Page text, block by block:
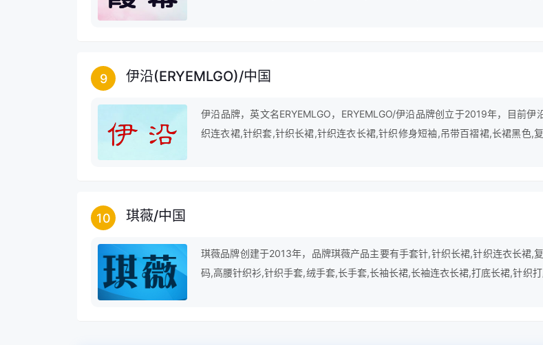
9 伊沿(ERYEMLGO)/中国
伊沿品牌，英文名ERYEMLGO，ERYEMLGO/伊沿品牌创立于2019年，目前伊
织连衣裙,针织套,针织长裙,针织连衣长裙,针织修身短袖,吊带百褶裙,长裙黑色,
10 琪薇/中国
琪薇品牌创建于2013年，品牌琪薇产品主要有手套针,针织长裙,针织连衣长裙,
码,高腰针织衫,针织手套,绒手套,长手套,长袖长裙,长袖连衣长裙,打底长裙,针织